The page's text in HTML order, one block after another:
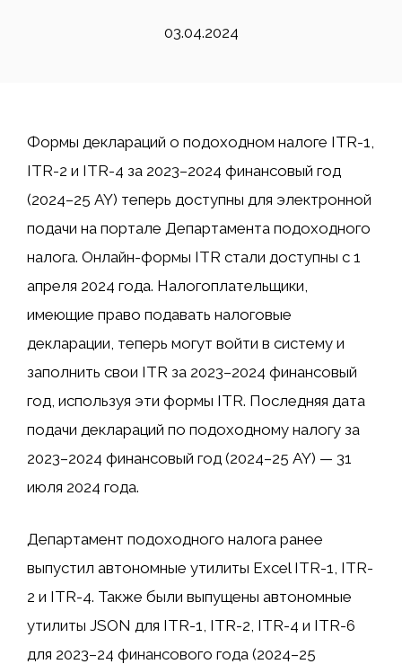
03.04.2024
Формы деклараций о подоходном налоге ITR-1,
ITR-2 и ITR-4 за 2023–2024 финансовый год
(2024–25 AY) теперь доступны для электронной
подачи на портале Департамента подоходного
налога. Онлайн-формы ITR стали доступны с 1
апреля 2024 года. Налогоплательщики,
имеющие право подавать налоговые
декларации, теперь могут войти в систему и
заполнить свои ITR за 2023–2024 финансовый
год, используя эти формы ITR. Последняя дата
подачи деклараций по подоходному налогу за
2023–2024 финансовый год (2024–25 AY) — 31
июля 2024 года.
Департамент подоходного налога ранее
выпустил автономные утилиты Excel ITR-1, ITR-
2 и ITR-4. Также были выпущены автономные
утилиты JSON для ITR-1, ITR-2, ITR-4 и ITR-6
для 2023–24 финансового года (2024–25